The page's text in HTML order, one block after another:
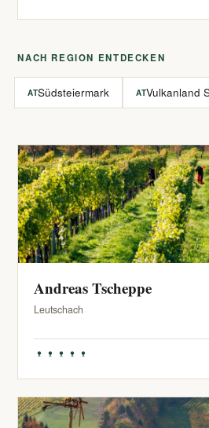
NACH REGION ENTDECKEN
ATSüdsteiermark ATVulkanland
Andreas Tscheppe
Leutschach